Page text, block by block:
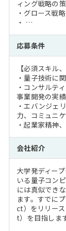
ィング戦略の
・グロース戦
・ …
応募条件
【必須スキル
・量子技術に
・コンサルテ
事業開発の実績
・エバンジェ
力、コミュニ
・起業家精神
会社紹介
大学発ディー
いる量子コン
には真似でき
ます。すでに
ct）をリリー
t）を目指しま